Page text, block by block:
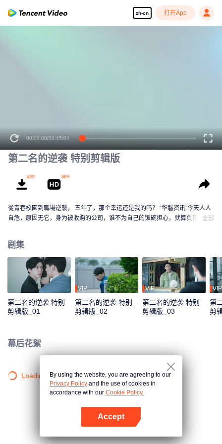
zh-cn 打开App
00:00:00/00:45:04
第二名的逆袭 特别剪辑版
從青春校園到職場逆襲， 五年了，那个幸运还是我的吗？ “华磐资讯”今天人人
自危，原因无它，身为被收购的公司，谁不为自己的饭碗担心，就算负责人保
眼前一派轻松自在的高仕德，五年的时间，足够让两个男孩成长为男人，也足
够周书逸认清年少轻狂的感情？不服输的他也决定，他若无心我便休，从此青
山只认白云俦！没想到五年之后狭路相逢，高仕德是自家收购的科技公司代
表。被某个没良心混蛋恶意遗弃的万年老二决定逆袭，他或许学业赢不了他，
但工作上，他会让他知道什么叫做收购方的骄傲！
全部
剧集
第二名的逆袭 特别
剪辑版_01
VIP
第二名的逆袭 特别
剪辑版_02
VIP
第二名的逆袭 特别
剪辑版_03
VIP
第
剪
幕后花絮
Loading…By using the website, you are agreeing to our
Privacy Policy and the use of cookies in
accordance with our Cookie Policy.
Accept